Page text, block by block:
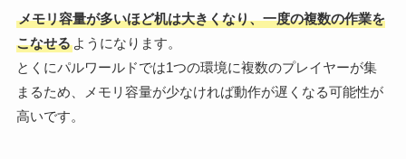
メモリ容量が多いほど机は大きくなり、一度の複数の作業を
こなせるようになります。
とくにパルワールドでは1つの環境に複数のプレイヤーが集
まるため、メモリ容量が少なければ動作が遅くなる可能性が
高いです。